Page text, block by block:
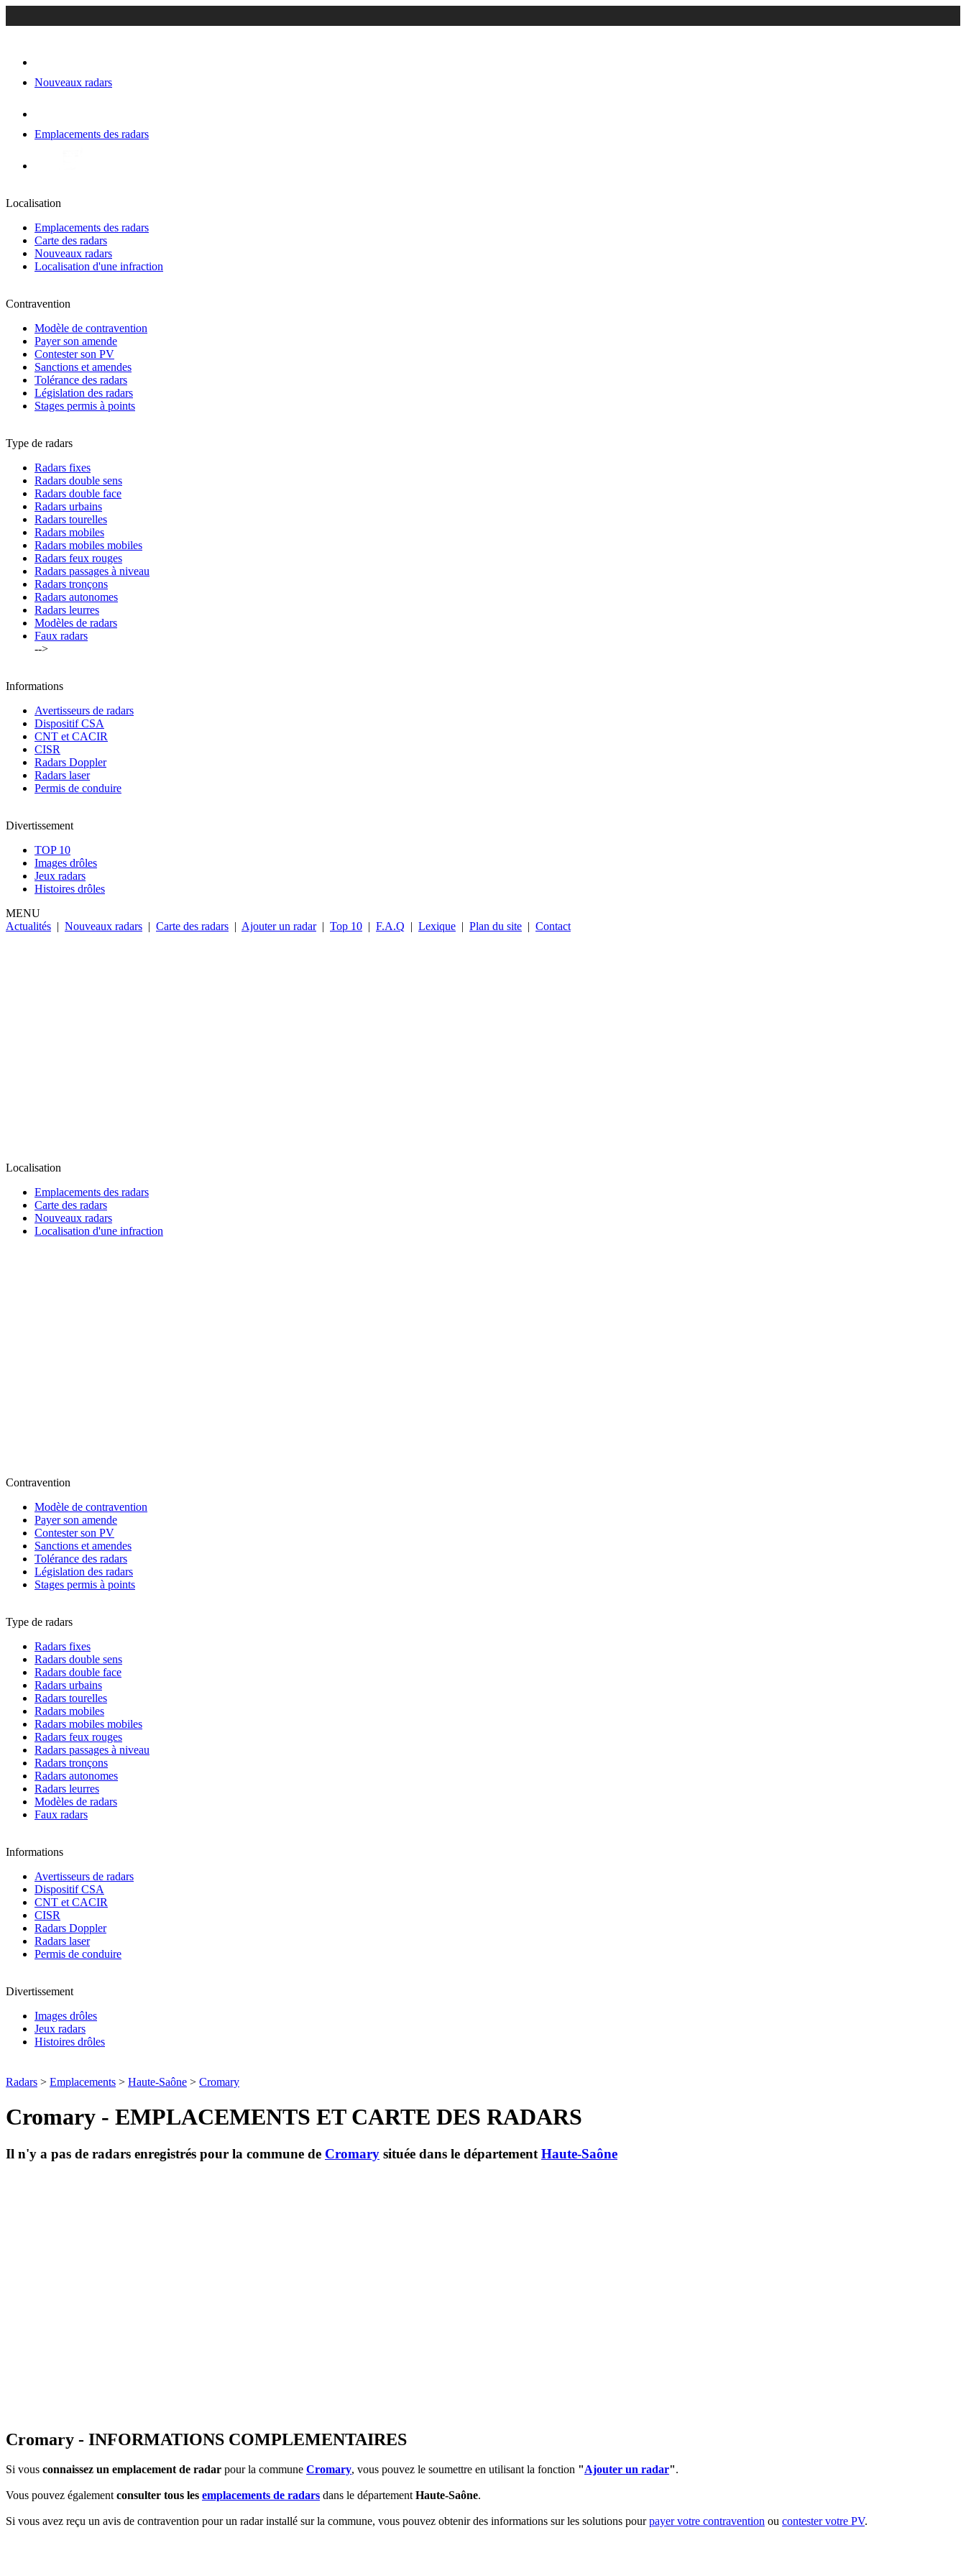
Nouveaux radars
Emplacements des radars
Localisation
Emplacements des radars
Carte des radars
Nouveaux radars
Localisation d'une infraction
Contravention
Modèle de contravention
Payer son amende
Contester son PV
Sanctions et amendes
Tolérance des radars
Législation des radars
Stages permis à points
Type de radars
Radars fixes
Radars double sens
Radars double face
Radars urbains
Radars tourelles
Radars mobiles
Radars mobiles mobiles
Radars feux rouges
Radars passages à niveau
Radars tronçons
Radars autonomes
Radars leurres
Modèles de radars
Faux radars
-->
Informations
Avertisseurs de radars
Dispositif CSA
CNT et CACIR
CISR
Radars Doppler
Radars laser
Permis de conduire
Divertissement
TOP 10
Images drôles
Jeux radars
Histoires drôles
MENU
Actualités | Nouveaux radars | Carte des radars | Ajouter un radar | Top 10 | F.A.Q | Lexique | Plan du site | Contact
Localisation
Emplacements des radars
Carte des radars
Nouveaux radars
Localisation d'une infraction
Contravention
Modèle de contravention
Payer son amende
Contester son PV
Sanctions et amendes
Tolérance des radars
Législation des radars
Stages permis à points
Type de radars
Radars fixes
Radars double sens
Radars double face
Radars urbains
Radars tourelles
Radars mobiles
Radars mobiles mobiles
Radars feux rouges
Radars passages à niveau
Radars tronçons
Radars autonomes
Radars leurres
Modèles de radars
Faux radars
Informations
Avertisseurs de radars
Dispositif CSA
CNT et CACIR
CISR
Radars Doppler
Radars laser
Permis de conduire
Divertissement
Images drôles
Jeux radars
Histoires drôles
Radars > Emplacements > Haute-Saône > Cromary
Cromary - EMPLACEMENTS ET CARTE DES RADARS
Il n'y a pas de radars enregistrés pour la commune de Cromary située dans le département Haute-Saône
Cromary - INFORMATIONS COMPLEMENTAIRES
Si vous connaissez un emplacement de radar pour la commune Cromary, vous pouvez le soumettre en utilisant la fonction "Ajouter un radar".
Vous pouvez égalementconsulter tous les emplacements de radars dans le départementHaute-Saône.
Si vous avez reçu un avis de contravention pour un radar installé sur la commune, vous pouvez obtenir des informations sur les solutions pourpayer votre contravention ou contester votre PV.